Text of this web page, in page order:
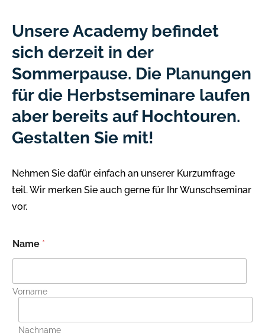
Unsere Academy befindet
sich derzeit in der
Sommerpause. Die Planungen
für die Herbstseminare laufen
aber bereits auf Hochtouren.
Gestalten Sie mit!
Nehmen Sie dafür einfach an unserer Kurzumfrage
teil. Wir merken Sie auch gerne für Ihr Wunschseminar
vor.
Name *
Vorname
Nachname